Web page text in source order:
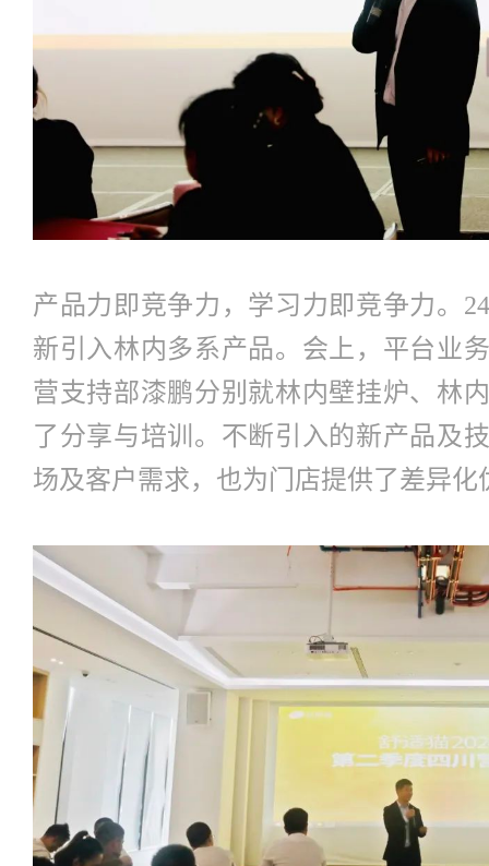
产品力即竞争力，学习力即竞争力。
新引入林内多系产品。会上，平台业
营支持部漆鹏分别就林内壁挂炉、林
了分享与培训。不断引入的新产品及
场及客户需求，也为门店提供了差异化